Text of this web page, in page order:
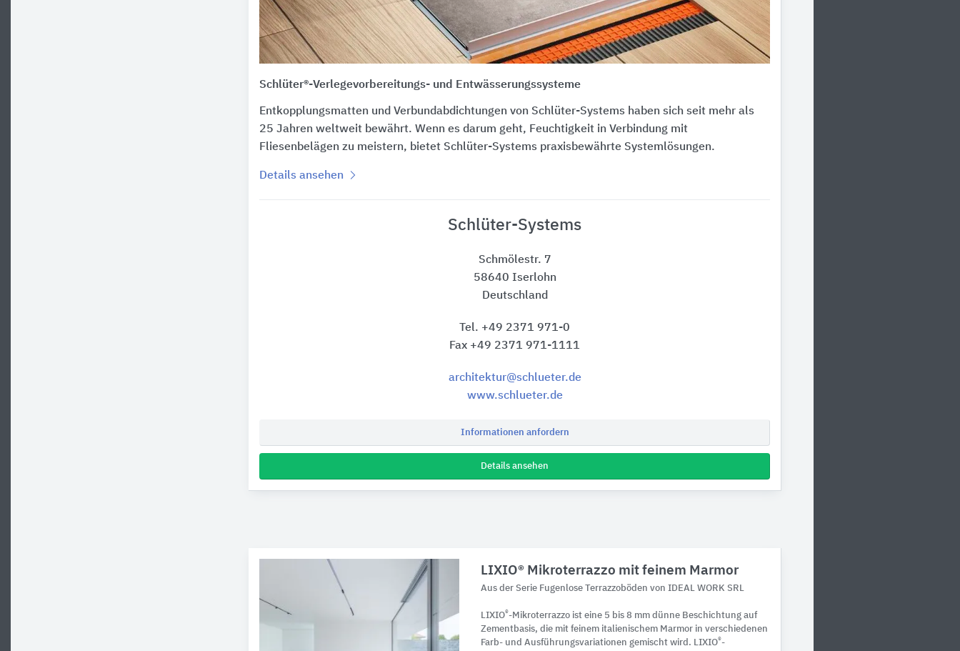
Schlüter®-Verlegevorbereitungs- und Entwässerungssysteme
Entkopplungsmatten und Verbundabdichtungen von Schlüter-Systems haben sich seit mehr als
25 Jahren weltweit bewährt. Wenn es darum geht, Feuchtigkeit in Verbindung mit
Fliesenbelägen zu meistern, bietet Schlüter-Systems praxisbewährte Systemlösungen.
Details ansehen
Schlüter-Systems
Schmölestr. 7
58640 Iserlohn
Deutschland
Tel. +49 2371 971-0
Fax +49 2371 971-1111
architektur@schlueter.de
www.schlueter.de
Informationen anfordern
Details ansehen
LIXIO® Mikroterrazzo mit feinem Marmor
Aus der Serie Fugenlose Terrazzoböden von IDEAL WORK SRL
LIXIO®-Mikroterrazzo ist eine 5 bis 8 mm dünne Beschichtung auf
Zementbasis, die mit feinem italienischem Marmor in verschiedenen
Farb- und Ausführungsvariationen gemischt wird. LIXIO®-